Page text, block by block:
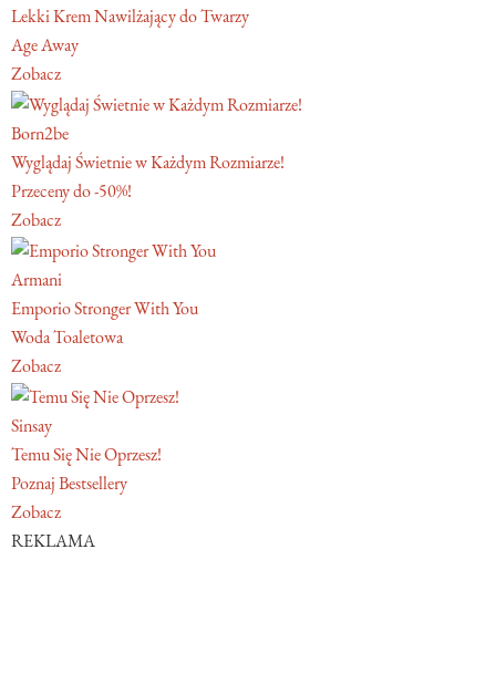
Lekki Krem Nawilżający do Twarzy
Age Away
Zobacz
Born2be
Wyglądaj Świetnie w Każdym Rozmiarze!
Przeceny do -50%!
Zobacz
Armani
Emporio Stronger With You
Woda Toaletowa
Zobacz
Sinsay
Temu Się Nie Oprzesz!
Poznaj Bestsellery
Zobacz
REKLAMA